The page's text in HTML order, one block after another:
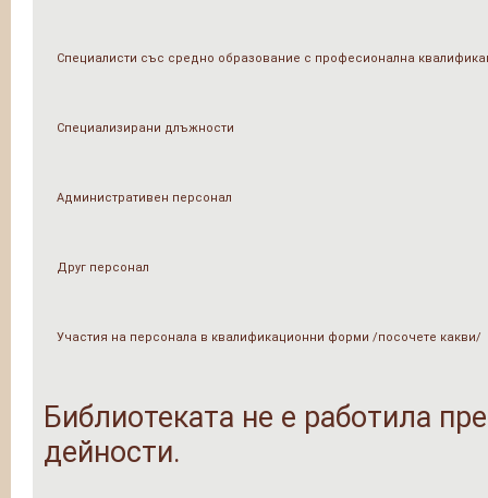
Специалисти със средно образование с професионална
Специализирани длъжности
Административен персонал
Друг персонал
Участия на персонала в квалификационни форми /посочете какви/
Библиотеката не е работила
дейности.